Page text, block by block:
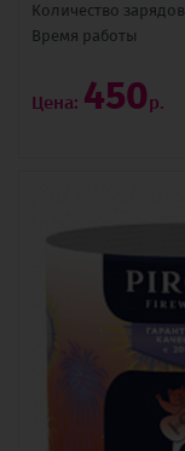
Количество зарядов
Время pаботы
Цена: 450р.